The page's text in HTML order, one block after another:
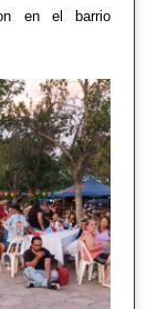
en el barrio